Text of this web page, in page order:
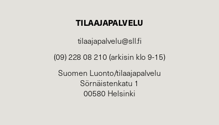
TILAAJAPALVELU
tilaajapalvelu@sll.fi
(09) 228 08 210 (arkisin klo 9-15)
Suomen Luonto/tilaajapalvelu
Sörnäistenkatu 1
00580 Helsinki